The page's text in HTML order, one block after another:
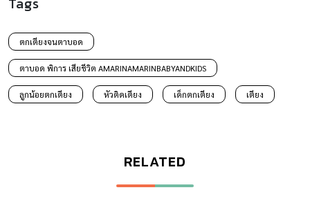
ตกเตียงจนตาบอด
ตาบอด พิการ เสียชีวิต AMARINAMARINBABYANDKIDS
ลูกน้อยตกเตียง หัวติดเตียง เด็กตกเตียง เตียง
RELATED